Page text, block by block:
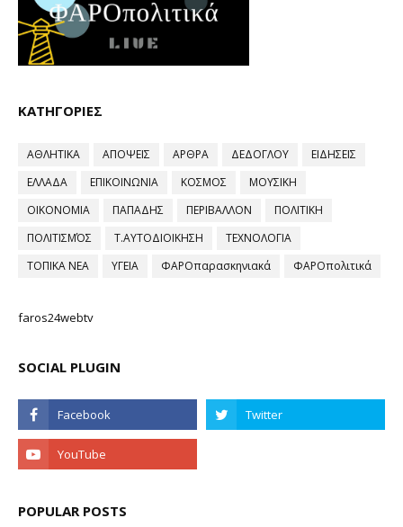
ΚΑΤΗΓΟΡΙΕΣ
ΑΘΛΗΤΙΚΑ ΑΠΟΨΕΙΣ ΑΡΘΡΑ ΔΕΔΟΓΛΟΥ
ΕΙΔΗΣΕΙΣ
ΕΛΛΑΔΑ
ΕΠΙΚΟΙΝΩΝΙΑ ΚΟΣΜΟΣ
ΜΟΥΣΙΚΗ
ΟΙΚΟΝΟΜΙΑ
ΠΑΠΑΔΗΣ ΠΕΡΙΒΑΛΛΟΝ
ΠΟΛΙΤΙΚΗ
ΠΟΛΙΤΙΣΜΌΣ
Τ.ΑΥΤΟΔΙΟΙΚΗΣΗ
ΤΕΧΝΟΛΟΓΙΑ
ΤΟΠΙΚΑ ΝΕΑ
ΥΓΕΙΑ ΦΑΡΟπαρασκηνιακά ΦΑΡΟπολιτικά
faros24webtv
SOCIAL PLUGIN
POPULAR POSTS